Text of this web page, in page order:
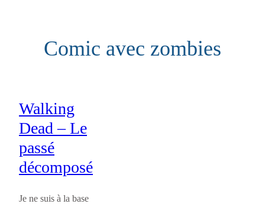
Comic avec zombies
Walking
Dead – Le
passé
décomposé
Je ne suis à la base